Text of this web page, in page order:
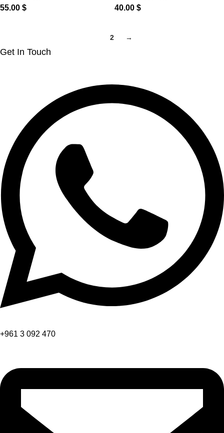
55.00 $
40.00 $
2 →
Get In Touch
+961 3 092 470